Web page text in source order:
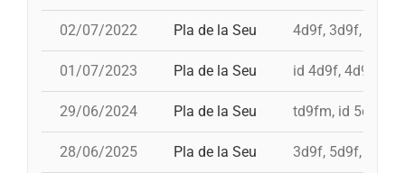
02/07/2022 Pla de la Seu 4d9f, 3d9f,
01/07/2023 Pla de la Seu id 4d9f, 4d9f,
29/06/2024 Pla de la Seu td9fm, id 5d9f,
28/06/2025 Pla de la Seu 3d9f, 5d9f, 4d9f,